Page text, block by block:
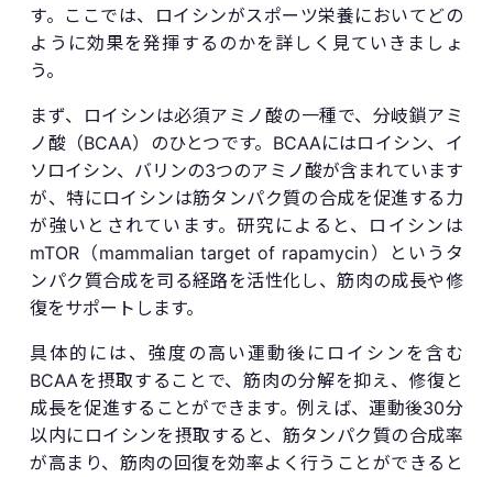
す。ここでは、ロイシンがスポーツ栄養においてどの
ように効果を発揮するのかを詳しく見ていきましょ
う。
まず、ロイシンは必須アミノ酸の一種で、分岐鎖アミ
ノ酸（BCAA）のひとつです。BCAAにはロイシン、イ
ソロイシン、バリンの3つのアミノ酸が含まれています
が、特にロイシンは筋タンパク質の合成を促進する力
が強いとされています。研究によると、ロイシンは
mTOR（mammalian target of rapamycin）というタ
ンパク質合成を司る経路を活性化し、筋肉の成長や修
復をサポートします。
具体的には、強度の高い運動後にロイシンを含む
BCAAを摂取することで、筋肉の分解を抑え、修復と
成長を促進することができます。例えば、運動後30分
以内にロイシンを摂取すると、筋タンパク質の合成率
が高まり、筋肉の回復を効率よく行うことができると